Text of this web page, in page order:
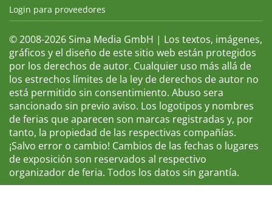
Login para proveedores
© 2008-2026 Sima Media GmbH | Los textos, imágenes,
gráficos y el diseño de este sitio web están protegidos
por los derechos de autor. Cualquier uso más allá de
los estrechos límites de la ley de derechos de autor no
está permitido sin consentimiento. Abuso sera
sancionado sin previo aviso. Los logotipos y nombres
de ferias que aparecen son marcas registradas y, por
tanto, la propiedad de las respectivas compañías.
¡Salvo error o cambio! Cambios de las fechas o lugares
de exposición son reservados al respectivo
organizador de feria. Todos los datos sin garantía.